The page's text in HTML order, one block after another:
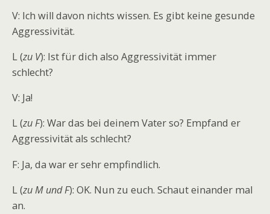
V: Ich will davon nichts wissen. Es gibt keine gesunde
Aggressivität.
L (zu V): Ist für dich also Aggressivität immer
schlecht?
V: Ja!
L (zu F): War das bei deinem Vater so? Empfand er
Aggressivität als schlecht?
F: Ja, da war er sehr empfindlich.
L (zu M und F): OK. Nun zu euch. Schaut einander mal
an.